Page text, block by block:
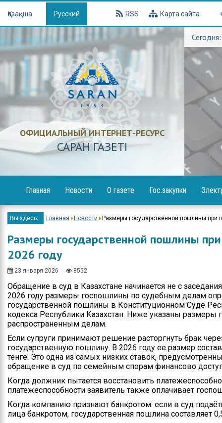
Қазақша Русский RSS Карта сайта
ОФИЦИАЛЬНЫЙ ИНТЕРНЕТ-РЕСУРС
САРАН ГАЗЕТI
Главная
Новости
Образование
Спорт
Экономика
Здравоохранение
Неотложка
В городском акимате
В городском
маслихате
Культура
Ими гордится город
Школьные будни
О газете
Гос.закупки
Объявления
Годовые планы
Вы здесь: Главная Новости Размеры государственной пошлины при
Размеры государственной пошлины
2026 году
23 января 2026 8552
Обращение в суд в Казахстане начинается не с
2026 году размеры госпошлины по судебным делам
государственной пошлины в Конституционном Суде
кодекса Республики Казахстан. Ниже указаны размеры
распространенным делам.
Если супруги принимают решение расторгнуть брак
государственную пошлину. В 2026 году ее размер
тенге. Это одна из самых низких ставок,
обращение в суд по семейным спорам финансово
Когда должник пытается восстановить
платежеспособности заявитель также оплачивает
Когда компанию признают банкротом: если в суд
лица банкротом, государственная пошлина составляет